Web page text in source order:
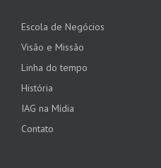
Escola de Negócios
Visão e Missão
Linha do tempo
História
IAG na Mídia
Contato